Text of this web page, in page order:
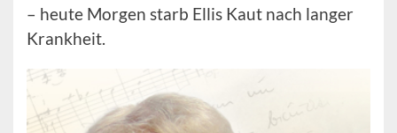
– heute Morgen starb Ellis Kaut nach langer
Krankheit.